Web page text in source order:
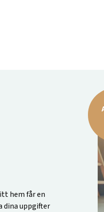
hem får en
dina uppgifter